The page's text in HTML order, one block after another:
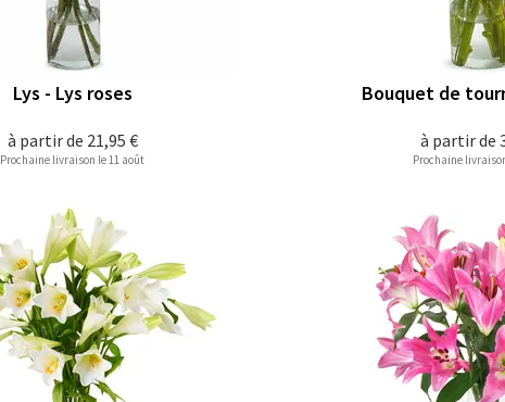
à partir de 21,95 €
Lys - Lys roses
Prochaine livraison le 11 août
à partir de
Bouquet de
Prochaine